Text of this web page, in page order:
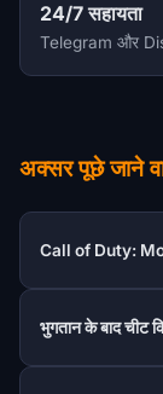
24/7 सहायता
Telegram और
अक्सर पूछे जाने
Call of Duty:
भुगतान के बाद चीट